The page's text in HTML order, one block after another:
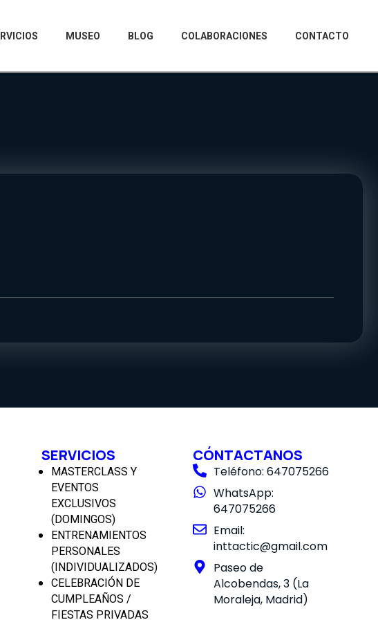
MUSEO BLOG COLABORACIONES CONTACTO
SERVICIOS
MASTERCLASS Y
EVENTOS
EXCLUSIVOS
(DOMINGOS)
ENTRENAMIENTOS
PERSONALES
(INDIVIDUALIZADOS)
CELEBRACIÓN DE
CUMPLEAÑOS /
FIESTAS PRIVADAS
CÓNTACTANOS
Teléfono: 647075266
WhatsApp:
647075266
Email:
inttactic@gmail.com
Paseo de
Alcobendas, 3 (La
Moraleja, Madrid)